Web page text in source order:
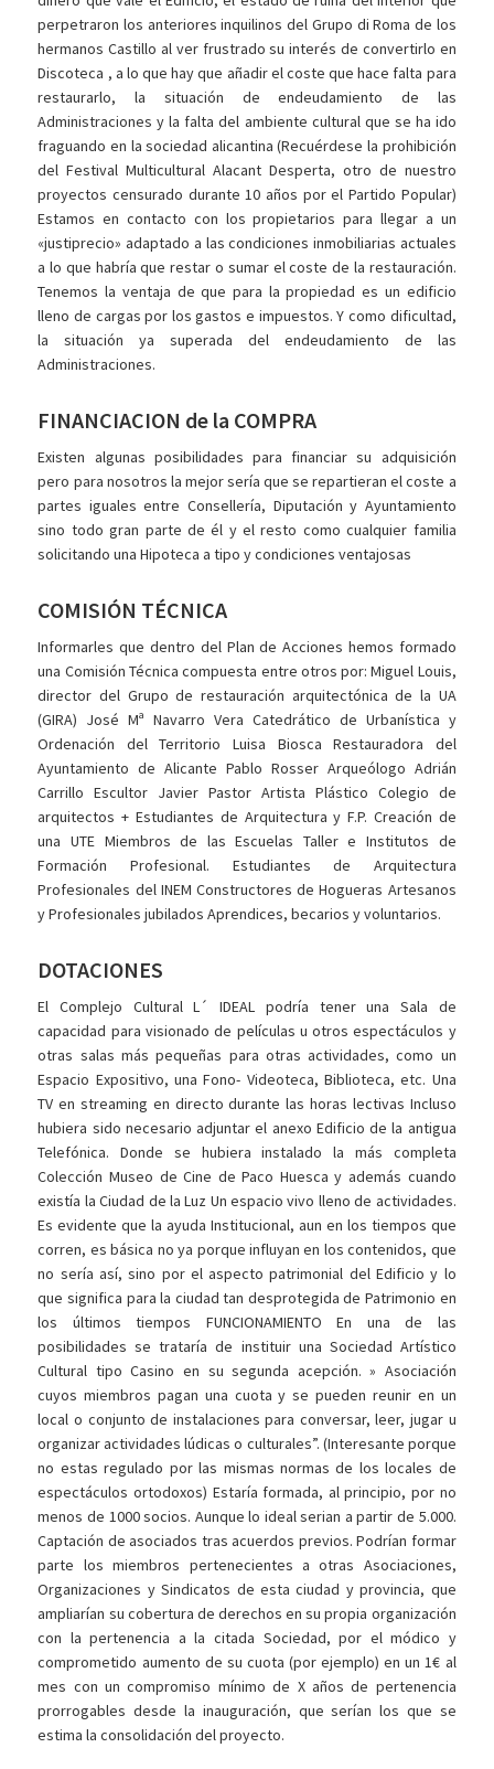
perpetraron los anteriores inquilinos del Grupo di Roma de los
hermanos Castillo al ver frustrado su interés de convertirlo en
Discoteca , a lo que hay que añadir el coste que hace falta para
restaurarlo, la situación de endeudamiento de las
Administraciones y la falta del ambiente cultural que se ha ido
fraguando en la sociedad alicantina (Recuérdese la prohibición
del Festival Multicultural Alacant Desperta, otro de nuestro
proyectos censurado durante 10 años por el Partido Popular)
Estamos en contacto con los propietarios para llegar a un
«justiprecio» adaptado a las condiciones inmobiliarias actuales
a lo que habría que restar o sumar el coste de la restauración.
Tenemos la ventaja de que para la propiedad es un edificio
lleno de cargas por los gastos e impuestos. Y como dificultad,
la situación ya superada del endeudamiento de las
Administraciones.
FINANCIACION de la COMPRA
Existen algunas posibilidades para financiar su adquisición
pero para nosotros la mejor sería que se repartieran el coste a
partes iguales entre Consellería, Diputación y Ayuntamiento
sino todo gran parte de él y el resto como cualquier familia
solicitando una Hipoteca a tipo y condiciones ventajosas
COMISIÓN TÉCNICA
Informarles que dentro del Plan de Acciones hemos formado
una Comisión Técnica compuesta entre otros por: Miguel Louis,
director del Grupo de restauración arquitectónica de la UA
(GIRA) José Mª Navarro Vera Catedrático de Urbanística y
Ordenación del Territorio Luisa Biosca Restauradora del
Ayuntamiento de Alicante Pablo Rosser Arqueólogo Adrián
Carrillo Escultor Javier Pastor Artista Plástico Colegio de
arquitectos + Estudiantes de Arquitectura y F.P. Creación de
una UTE Miembros de las Escuelas Taller e Institutos de
Formación Profesional. Estudiantes de Arquitectura
Profesionales del INEM Constructores de Hogueras Artesanos
y Profesionales jubilados Aprendices, becarios y voluntarios.
DOTACIONES
El Complejo Cultural L´ IDEAL podría tener una Sala de
capacidad para visionado de películas u otros espectáculos y
otras salas más pequeñas para otras actividades, como un
Espacio Expositivo, una Fono- Videoteca, Biblioteca, etc. Una
TV en streaming en directo durante las horas lectivas Incluso
hubiera sido necesario adjuntar el anexo Edificio de la antigua
Telefónica. Donde se hubiera instalado la más completa
Colección Museo de Cine de Paco Huesca y además cuando
existía la Ciudad de la Luz Un espacio vivo lleno de actividades.
Es evidente que la ayuda Institucional, aun en los tiempos que
corren, es básica no ya porque influyan en los contenidos, que
no sería así, sino por el aspecto patrimonial del Edificio y lo
que significa para la ciudad tan desprotegida de Patrimonio en
los últimos tiempos FUNCIONAMIENTO En una de las
posibilidades se trataría de instituir una Sociedad Artístico
Cultural tipo Casino en su segunda acepción. » Asociación
cuyos miembros pagan una cuota y se pueden reunir en un
local o conjunto de instalaciones para conversar, leer, jugar u
organizar actividades lúdicas o culturales”. (Interesante porque
no estas regulado por las mismas normas de los locales de
espectáculos ortodoxos) Estaría formada, al principio, por no
menos de 1000 socios. Aunque lo ideal serian a partir de 5.000.
Captación de asociados tras acuerdos previos. Podrían formar
parte los miembros pertenecientes a otras Asociaciones,
Organizaciones y Sindicatos de esta ciudad y provincia, que
ampliarían su cobertura de derechos en su propia organización
con la pertenencia a la citada Sociedad, por el módico y
comprometido aumento de su cuota (por ejemplo) en un 1€ al
mes con un compromiso mínimo de X años de pertenencia
prorrogables desde la inauguración, que serían los que se
estima la consolidación del proyecto.